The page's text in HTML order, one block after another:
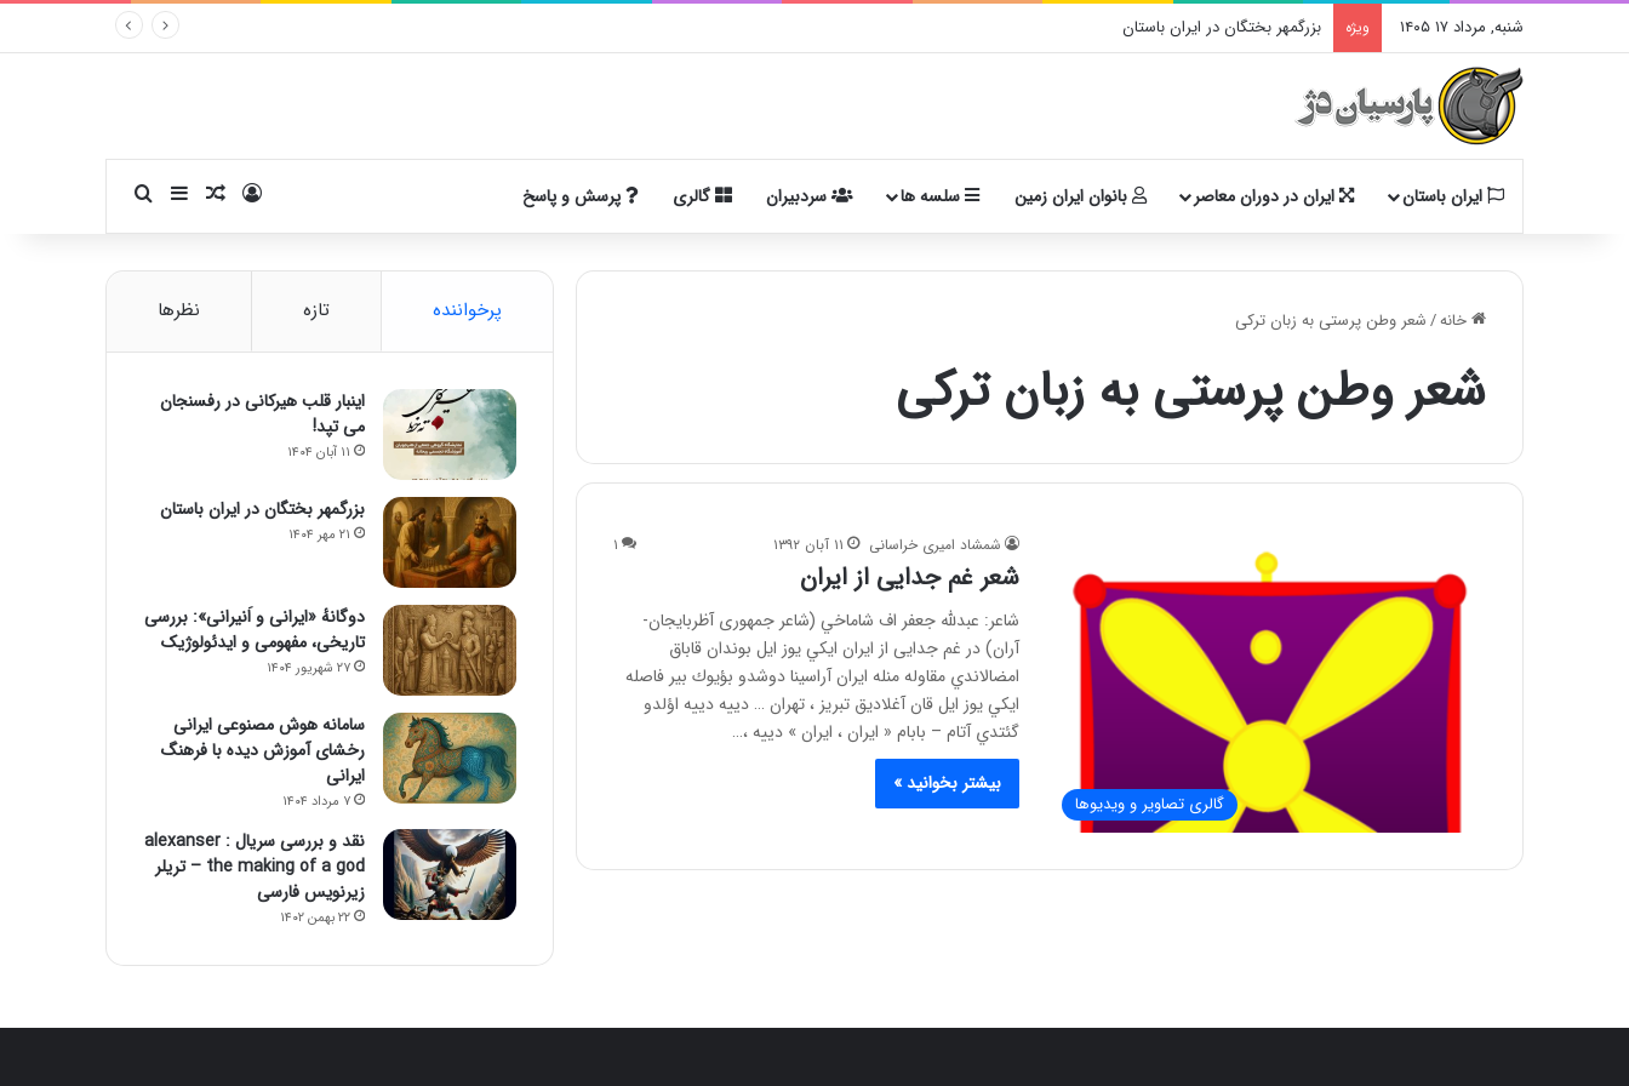
شنبه, مرداد ۱۷ ۱۴۰۵ ویژه بزرگمهر بختگان در ایران باستان
ایران باستان ایران در دوران معاصر بانوان ایران زمین سلسه ها سردبیران گالری پرسش و پاسخ ورودنوشته تصادفی
سایدبارجستجو برای
خانه/شعر وطن پرستی به زبان ترکی
شعر وطن پرستی به زبان ترکی
گالری تصاویر و ویدیوها
شمشاد امیری خراسانی ۱۱ آبان ۱۳۹۲ ۱
شعر غم جدایی از ایران
شاعر: عبدلله جعفر اف شاماخي (شاعر جمهوری آظربایجان-
آران) در غم جدایی از ایران ايكي يوز ايل بوندان قاباق
امضالاندي مقاوله منله ايران آراسينا دوشدو بؤيوك بير فاصله
ايكي يوز ايل قان آغلاديق تبريز ، تهران … دييه دييه اؤلدو
گئتدي آتام – بابام « ايران ، ايران » دييه ،…
بیشتر بخوانید »
پرخواننده تازه نظرها
اینبار قلب هیرکانی در رفسنجان
می تپد!
۱۱ آبان ۱۴۰۴
بزرگمهر بختگان در ایران باستان
۲۱ مهر ۱۴۰۴
دوگانهٔ «ایرانی و اَنیرانی»: بررسی
تاریخی، مفهومی و ایدئولوژیک
۲۷ شهریور ۱۴۰۴
سامانه هوش مصنوعی ایرانی
رخشای آموزش دیده با فرهنگ
ایرانی
۷ مرداد ۱۴۰۴
نقد و بررسی سریال alexanser :
the making of a god – تریلر
زیرنویس فارسی
۲۲ بهمن ۱۴۰۲